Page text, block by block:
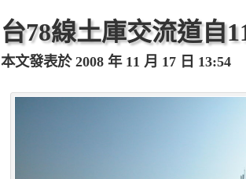
台78線土庫交流道自
本文發表於 2008 年 11 月 17 日 13:54